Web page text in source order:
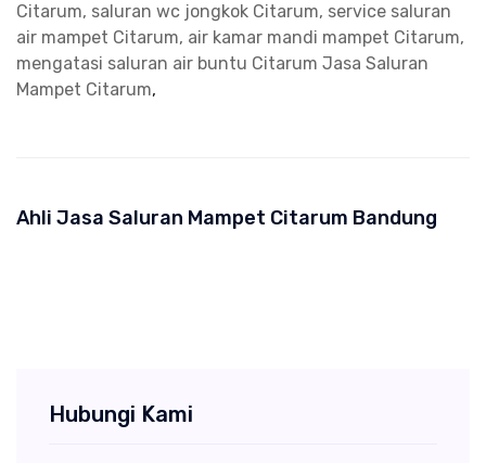
Citarum, saluran wc jongkok Citarum, service saluran
air mampet Citarum, air kamar mandi mampet Citarum,
mengatasi saluran air buntu Citarum Jasa Saluran
Mampet Citarum,
Ahli Jasa Saluran Mampet Citarum Bandung
Hubungi Kami